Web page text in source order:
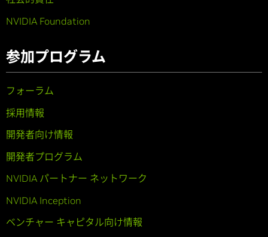
NVIDIA Foundation
参加プログラム
フォーラム
採用情報
開発者向け情報
開発者プログラム
NVIDIA パートナー ネットワーク
NVIDIA Inception
ベンチャー キャピタル向け情報